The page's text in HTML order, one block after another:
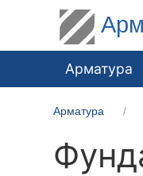
Арматура
Арматура